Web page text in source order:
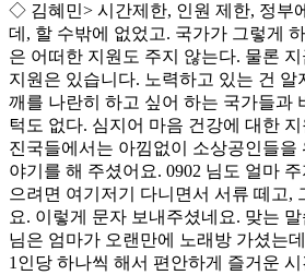
◇ 김혜민> 시간제한, 인원 제한, 정부
데 , 할 수밖에 없었고. 국가가 그렇게
은 어떠한 지원도 주지 않는다. 물론
지원은 있습니다. 노력하고 있는 건 알
깨를 나란히 하고 싶어 하는 국가들과
턱도 없다. 심지어 마음 건강에 대한
진국들에서는 아낌없이 소상공인들을
야기를 해 주셨어요. 0902 님도 얼마
으려면 여기저기 다니면서 서류 떼고,
요. 이렇게 문자 보내주셨네요. 맞는
님은 엄마가 오랜만에 노래방 가셨는
1 인당 하나씩 해서 편안하게 즐거운